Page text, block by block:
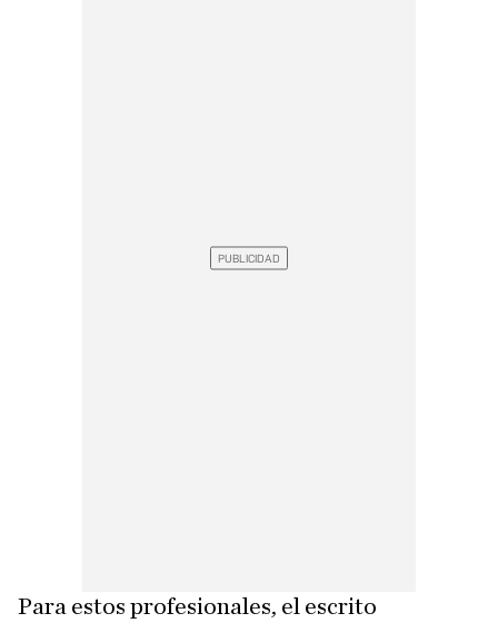
Para estos profesionales, el escrito